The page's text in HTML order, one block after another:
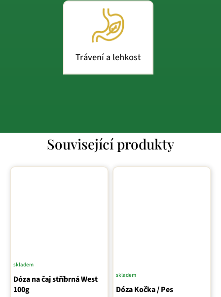
Trávení a lehkost
Související produkty
Dóza na čaj stříbrná West
100g
Průměrné
hodnocení
produktu
skladem
Dóza Kočka / Pes
skladem